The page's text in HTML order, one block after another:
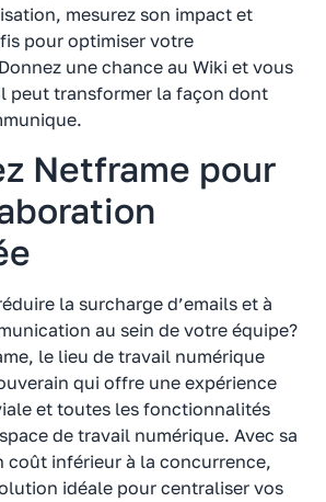
mesurez son impact et
pour optimiser votre
une chance au Wiki et vous
peut transformer la façon dont
Netframe pour
la surcharge d’emails et à
au sein de votre équipe?
le lieu de travail numérique
qui offre une expérience
et toutes les fonctionnalités
de travail numérique. Avec sa
coût inférieur à la concurrence,
idéale pour centraliser vos